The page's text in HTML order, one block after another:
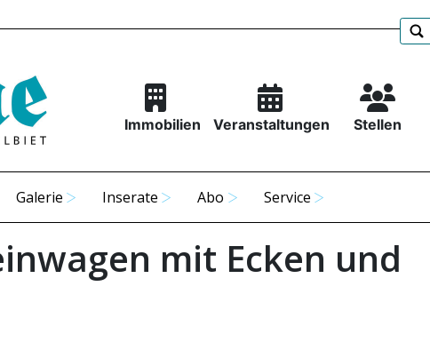
Immobilien Veranstaltungen Stellen
Galerie Inserate Abo Service
mit Ecken und